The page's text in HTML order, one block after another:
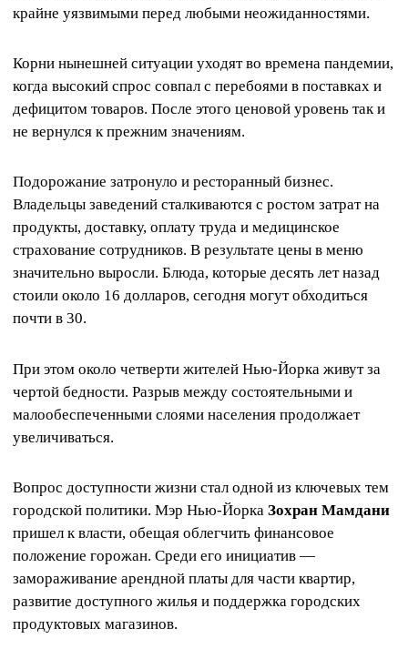
крайне уязвимыми перед любыми неожиданностями.
Корни нынешней ситуации уходят во времена пандемии,
когда высокий спрос совпал с перебоями в поставках и
дефицитом товаров. После этого ценовой уровень так и
не вернулся к прежним значениям.
Подорожание затронуло и ресторанный бизнес.
Владельцы заведений сталкиваются с ростом затрат на
продукты, доставку, оплату труда и медицинское
страхование сотрудников. В результате цены в меню
значительно выросли. Блюда, которые десять лет назад
стоили около 16 долларов, сегодня могут обходиться
почти в 30.
При этом около четверти жителей Нью-Йорка живут за
чертой бедности. Разрыв между состоятельными и
малообеспеченными слоями населения продолжает
увеличиваться.
Вопрос доступности жизни стал одной из ключевых тем
городской политики. Мэр Нью-Йорка Зохран Мамдани
пришел к власти, обещая облегчить финансовое
положение горожан. Среди его инициатив —
замораживание арендной платы для части квартир,
развитие доступного жилья и поддержка городских
продуктовых магазинов.